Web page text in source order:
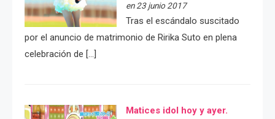
en 23 junio 2017
Tras el escándalo suscitado
por el anuncio de matrimonio de Ririka Suto en plena
celebración de […]
Matices idol hoy y ayer.